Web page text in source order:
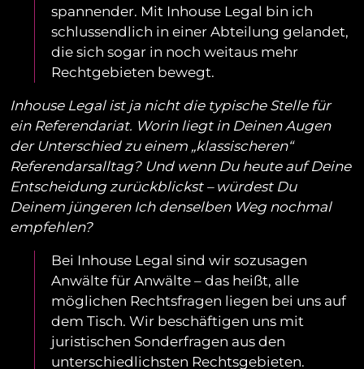
spannender. Mit Inhouse Legal bin ich
schlussendlich in einer Abteilung gelandet,
die sich sogar in noch weitaus mehr
Rechtgebieten bewegt.
Inhouse Legal ist ja nicht die typische Stelle für
ein Referendariat. Worin liegt in Deinen Augen
der Unterschied zu einem „klassischeren“
Referendarsalltag? Und wenn Du heute auf Deine
Entscheidung zurückblickst – würdest Du
Deinem jüngeren Ich denselben Weg nochmal
empfehlen?
Bei Inhouse Legal sind wir sozusagen
Anwälte für Anwälte – das heißt, alle
möglichen Rechtsfragen liegen bei uns auf
dem Tisch. Wir beschäftigen uns mit
juristischen Sonderfragen aus den
unterschiedlichsten Rechtsgebieten.